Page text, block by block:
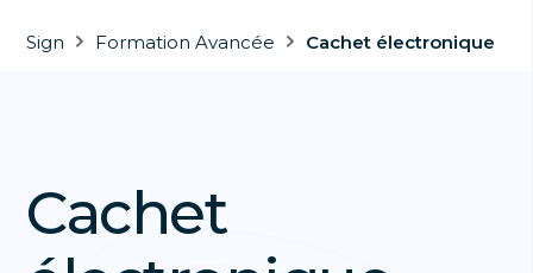
Sign Formation Avancée Cachet électronique
Cachet